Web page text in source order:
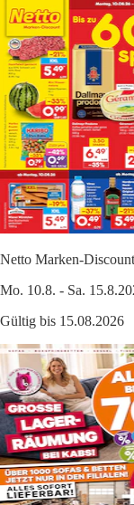
Netto Marken-Discount
Mo. 10.8. - Sa.
Gültig bis 15.08.2026